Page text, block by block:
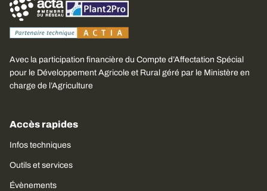
Avec la participation financière du Compte d’Affectation Spécial
pour le Développement Agricole et Rural géré par le Ministère en
charge de l’Agriculture
Accès rapides
Infos techniques
Outils et services
Évènements